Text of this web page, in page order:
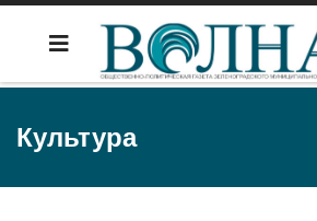
Культура